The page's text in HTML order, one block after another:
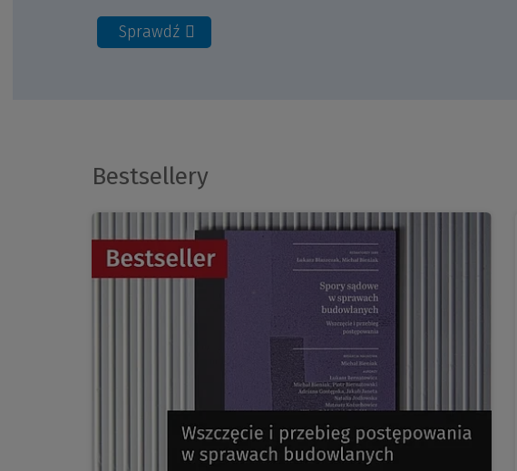
Sprawdź
Bestsellery
okno)